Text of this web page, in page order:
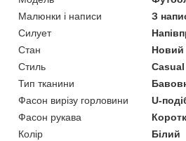
Малюнки і написи
З
Силует
Стан
Новий
Стиль
Casual
Тип тканини
Фасон вирізу горловини
U-
Фасон рукава
Колір
Білий